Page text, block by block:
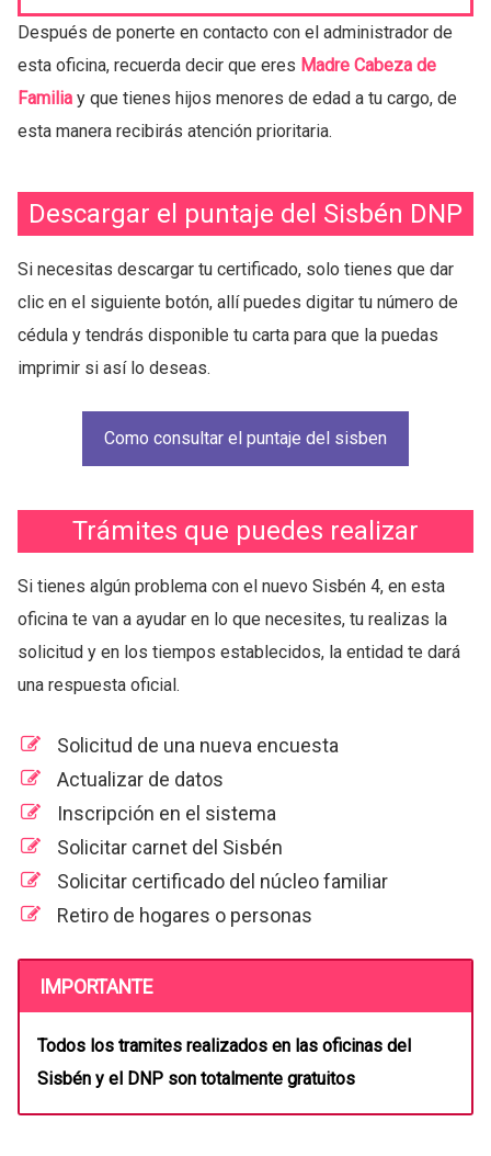
Después de ponerte en contacto con el administrador de
esta oficina, recuerda decir que eres Madre Cabeza de
Familia y que tienes hijos menores de edad a tu cargo, de
esta manera recibirás atención prioritaria.
Descargar el puntaje del Sisbén DNP
Si necesitas descargar tu certificado, solo tienes que dar
clic en el siguiente botón, allí puedes digitar tu número de
cédula y tendrás disponible tu carta para que la puedas
imprimir si así lo deseas.
Como consultar el puntaje del sisben
Trámites que puedes realizar
Si tienes algún problema con el nuevo Sisbén 4, en esta
oficina te van a ayudar en lo que necesites, tu realizas la
solicitud y en los tiempos establecidos, la entidad te dará
una respuesta oficial.
Solicitud de una nueva encuesta
Actualizar de datos
Inscripción en el sistema
Solicitar carnet del Sisbén
Solicitar certificado del núcleo familiar
Retiro de hogares o personas
IMPORTANTE
Todos los tramites realizados en las oficinas del
Sisbén y el DNP son totalmente gratuitos